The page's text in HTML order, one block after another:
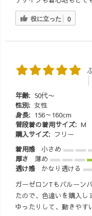
役に立った
0
年齢: 50代〜
性別: 女性
身長: 156～160cm
普段着の着用サイズ: M
購入サイズ: フリー
着用感
小さめ
厚さ
薄め
透け感
かなり透ける
ガーゼロンTもバルーン
たので、色違いを購入し
ゆったりして、動きやす